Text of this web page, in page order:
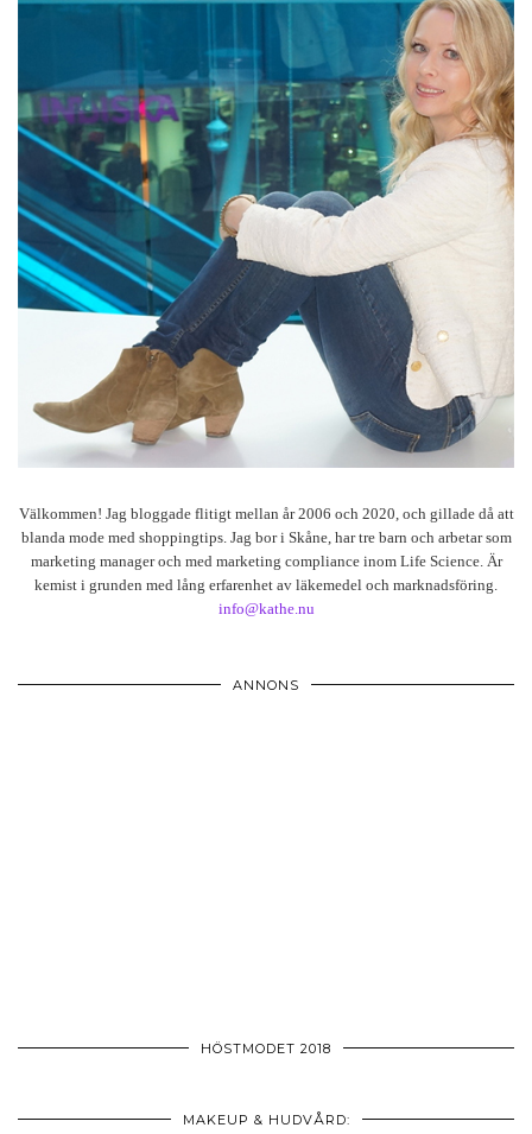
Välkommen! Jag bloggade flitigt mellan år 2006 och 2020, och gillade då att
blanda mode med shoppingtips. Jag bor i Skåne, har tre barn och arbetar som
marketing manager och med marketing compliance inom Life Science. Är
kemist i grunden med lång erfarenhet av läkemedel och marknadsföring.
info@kathe.nu
ANNONS
HÖSTMODET 2018
MAKEUP & HUDVÅRD: